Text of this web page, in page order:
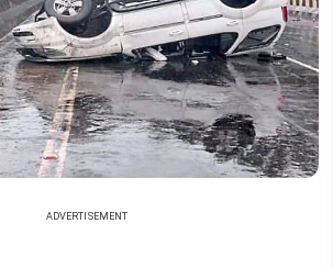
ADVERTISEMENT